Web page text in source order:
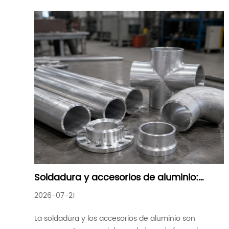
Soldadura y accesorios de aluminio:
soluciones confiables para aplicaciones
industriales modernas
2026-07-21
La soldadura y los accesorios de aluminio son